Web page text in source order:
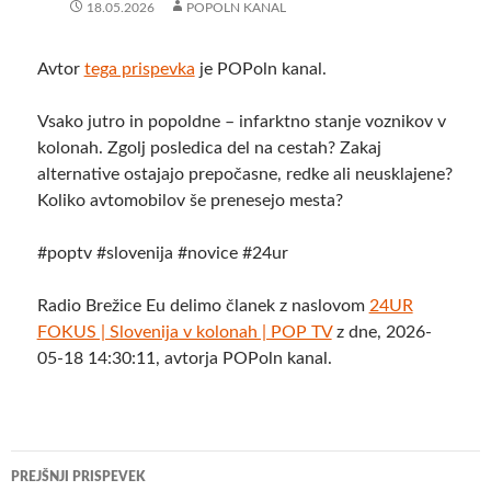
18.05.2026 POPOLN KANAL
Avtor tega prispevka je POPoln kanal.
Vsako jutro in popoldne – infarktno stanje voznikov v
kolonah. Zgolj posledica del na cestah? Zakaj
alternative ostajajo prepočasne, redke ali neusklajene?
Koliko avtomobilov še prenesejo mesta?
#poptv #slovenija #novice #24ur
Radio Brežice Eu delimo članek z naslovom 24UR
FOKUS | Slovenija v kolonah | POP TVz dne, 2026-
05-18 14:30:11, avtorja POPoln kanal.
Krmarjenje
PREJŠNJI PRISPEVEK